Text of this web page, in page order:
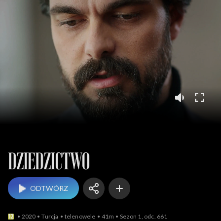
Dziedzictwo
ODTWÓRZ
2020 Turcja telenowele 41m Sezon 1, odc. 661